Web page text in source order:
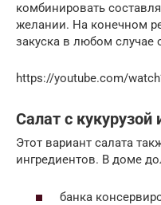
комбинировать
желании. На конечном
закуска в любом случае
https://youtube.com/
Салат с кукурузой
Этот вариант салата
ингредиентов. В доме
банка